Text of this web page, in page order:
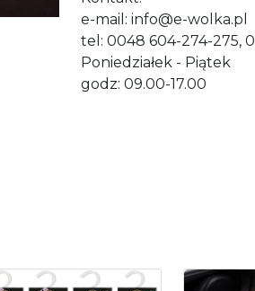
e-mail: info@e-wolka.pl
tel: 0048 604-274-275,
Poniedziałek - Piątek
godz: 09.00-17.00